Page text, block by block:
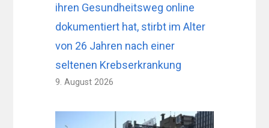
ihren Gesundheitsweg online
dokumentiert hat, stirbt im Alter
von 26 Jahren nach einer
seltenen Krebserkrankung
9. August 2026